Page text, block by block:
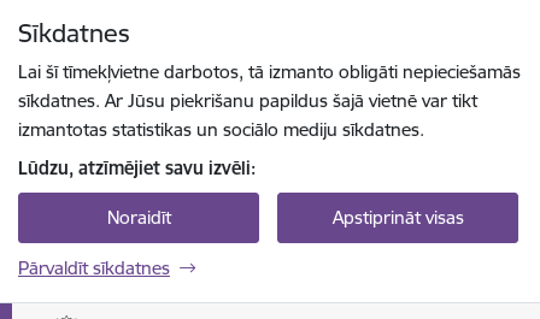
Sīkdatnes
Lai šī tīmekļvietne darbotos, tā izmanto obligāti nepieciešamās
sīkdatnes. Ar Jūsu piekrišanu papildus šajā vietnē var tikt
izmantotas statistikas un sociālo mediju sīkdatnes.
Lūdzu, atzīmējiet savu izvēli:
Noraidīt Apstiprināt visas
Pārvaldīt sīkdatnes